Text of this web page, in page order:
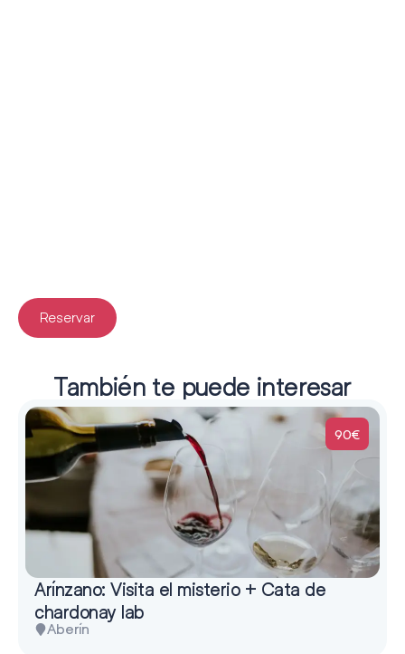
Reservar
También te puede interesar
90€
Arínzano: Visita el misterio + Cata de
chardonay lab
Aberín